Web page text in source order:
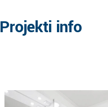
Projekti info